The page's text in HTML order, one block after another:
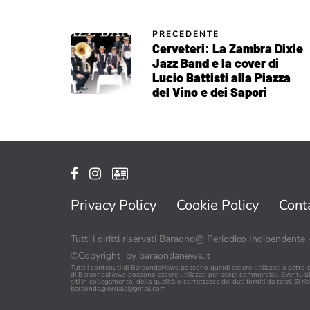
PRECEDENTE
Cerveteri: La Zambra Dixie
Jazz Band e la cover di
Lucio Battisti alla Piazza
del Vino e dei Sapori
Privacy Policy Cookie Policy
Tutti i diritti riservati Baraond@ Periodico
©Copyright by baraondanews.it
Tutti i contenuti di BaraondaNews possono quindi essere utilizzati a
di BaraondaNews possono essere utilizzati per scopi commerciali.
siti in collegamento, della qualità o correttezza dei dati forniti da terzi. Si
baraonda.giornale@gmail.com